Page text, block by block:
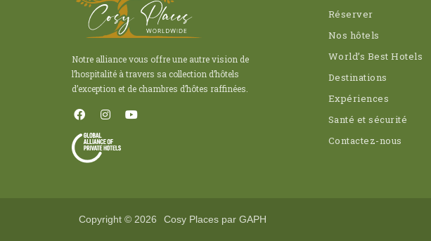
Notre alliance vous offre une autre vision de
l’hospitalité à travers sa collection d’hôtels
d’exception et de chambres d’hôtes raffinées.
Réserver
Nos hôtels
World’s Best Hotels
Destinations
Expériences
Santé et sécurité
Contactez-nous
Copyright © 2026 Cosy Places par GAPH